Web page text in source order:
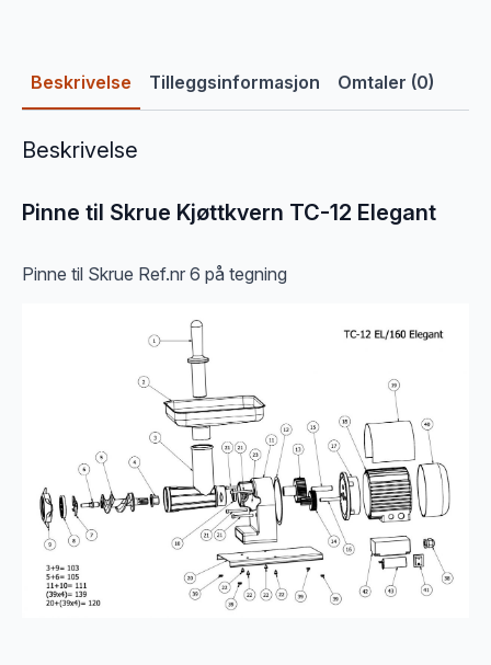
Beskrivelse Tilleggsinformasjon Omtaler (0)
Beskrivelse
Pinne til Skrue Kjøttkvern TC-12 Elegant
Pinne til Skrue Ref.nr 6 på tegning